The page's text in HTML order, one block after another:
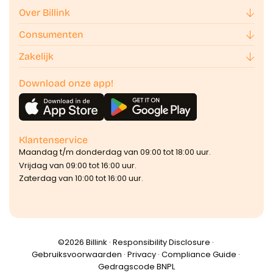
Over Billink
Consumenten
Zakelijk
Download onze app!
Klantenservice
Maandag t/m donderdag van 09:00 tot 18:00 uur.
Vrijdag van 09:00 tot 16:00 uur.
Zaterdag van 10:00 tot 16:00 uur.
©️2026 Billink · Responsibility Disclosure ·
Gebruiksvoorwaarden · Privacy· Compliance Guide ·
Gedragscode BNPL